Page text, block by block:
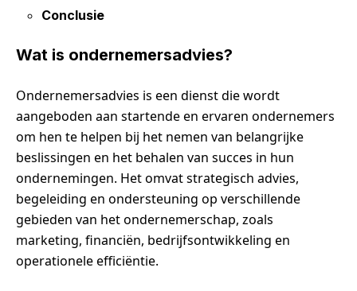
Conclusie
Wat is ondernemersadvies?
Ondernemersadvies is een dienst die wordt
aangeboden aan startende en ervaren ondernemers
om hen te helpen bij het nemen van belangrijke
beslissingen en het behalen van succes in hun
ondernemingen. Het omvat strategisch advies,
begeleiding en ondersteuning op verschillende
gebieden van het ondernemerschap, zoals
marketing, financiën, bedrijfsontwikkeling en
operationele efficiëntie.